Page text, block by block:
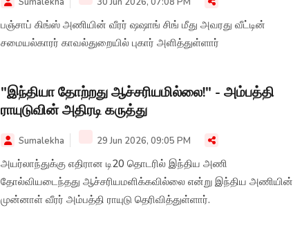
பஞ்சாப் கிங்ஸ் அணியின் வீரர் ஷஷாங் சிங் மீது அவரது வீட்டின்
சமையல்காரர் காவல்துறையில் புகார் அளித்துள்ளார்
"இந்தியா தோற்றது ஆச்சரியமில்லை!" - அம்பத்தி
ராயுடுவின் அதிரடி கருத்து
Sumalekha 29 Jun 2026, 09:05 PM
அயர்லாந்துக்கு எதிரான டி20 தொடரில் இந்திய அணி
தோல்வியடைந்தது ஆச்சரியமளிக்கவில்லை என்று இந்திய அணியின்
முன்னாள் வீரர் அம்பத்தி ராயுடு தெரிவித்துள்ளார்.